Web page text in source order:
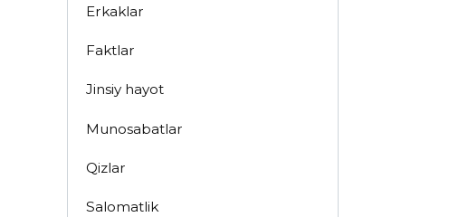
Erkaklar
Faktlar
Jinsiy hayot
Munosabatlar
Qizlar
Salomatlik